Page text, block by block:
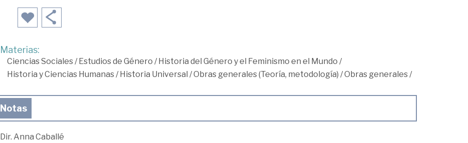
Materias:
Ciencias Sociales/Estudios de Género /Historia del Género y el Feminismo en el Mundo /
Historia y Ciencias Humanas/Historia Universal /Obras generales (Teoría, metodología) /Obras generales/
Notas
Dir. Anna Caballé